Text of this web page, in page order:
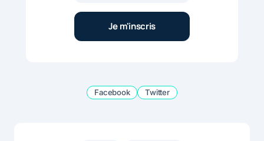
Facebook Twitter